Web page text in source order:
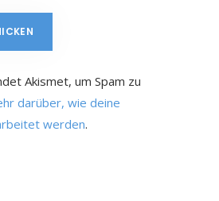
Akismet, um Spam zu
darüber, wie deine
werden.